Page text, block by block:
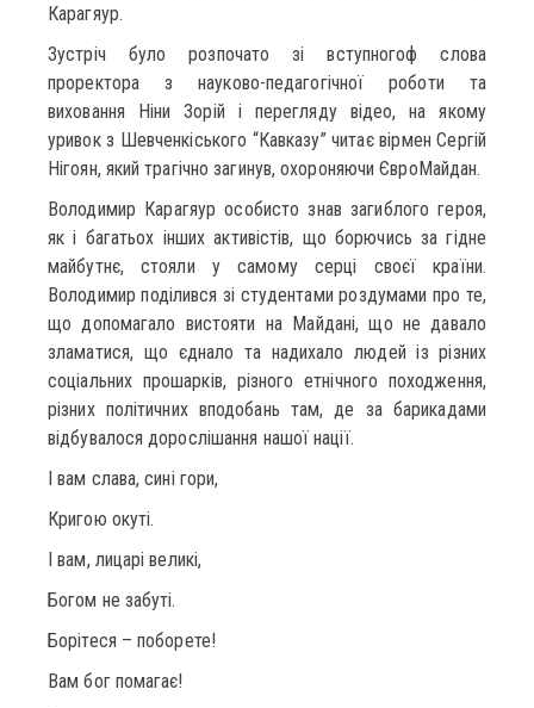
Карагяур.
Зустріч було розпочато зі вступногоф слова
проректора з науково-педагогічної роботи та
виховання Ніни Зорій і перегляду відео, на якому
уривок з Шевченкіського “Кавказу” читає вірмен Сергій
Нігоян, який трагічно загинув, охороняючи ЄвроМайдан.
Володимир Карагяур особисто знав загиблого героя,
як і багатьох інших активістів, що борючись за гідне
майбутнє, стояли у самому серці своєї країни.
Володимир поділився зі студентами роздумами про те,
що допомагало вистояти на Майдані, що не давало
зламатися, що єднало та надихало людей із різних
соціальних прошарків, різного етнічного походження,
різних політичних вподобань там, де за барикадами
відбувалося дорослішання нашої нації.
І вам слава, сині гори,
Кригою окуті.
І вам, лицарі великі,
Богом не забуті.
Борітеся – поборете!
Вам бог помагає!